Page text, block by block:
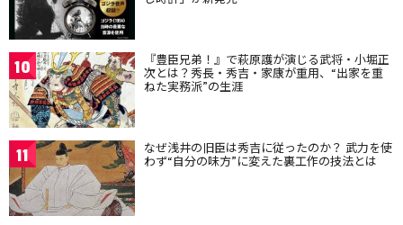
10 『豊臣兄弟！』で萩原護が演じる武将・小堀正
次とは？秀長・秀吉・家康が重用、“出家を重
ねた実務派”の生涯
11 なぜ浅井の旧臣は秀吉に従ったのか？ 武力を使
わず“自分の味方”に変えた裏工作の技法とは